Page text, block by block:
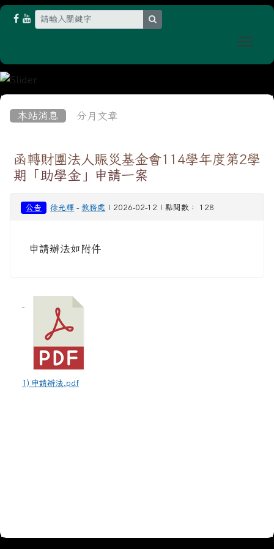
本站消息 分月文章
函轉財團法人賑災基金會114學年度第2學
期「助學金」申請一案
公告 徐光輝 -教務處 | 2026-02-12 | 點閱數： 128
申請辦法如附件
1) 申請辦法.pdf